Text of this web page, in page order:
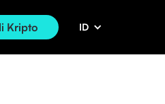
Kripto ID